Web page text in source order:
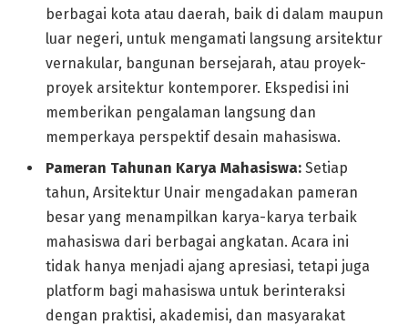
berbagai kota atau daerah, baik di dalam maupun
luar negeri, untuk mengamati langsung arsitektur
vernakular, bangunan bersejarah, atau proyek-
proyek arsitektur kontemporer. Ekspedisi ini
memberikan pengalaman langsung dan
memperkaya perspektif desain mahasiswa.
Pameran Tahunan Karya Mahasiswa: Setiap
tahun, Arsitektur Unair mengadakan pameran
besar yang menampilkan karya-karya terbaik
mahasiswa dari berbagai angkatan. Acara ini
tidak hanya menjadi ajang apresiasi, tetapi juga
platform bagi mahasiswa untuk berinteraksi
dengan praktisi, akademisi, dan masyarakat